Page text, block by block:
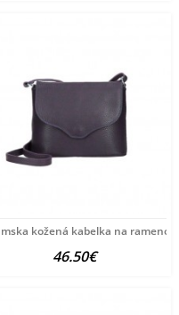
tmavošedákožená kabelka na rameno
46.50€